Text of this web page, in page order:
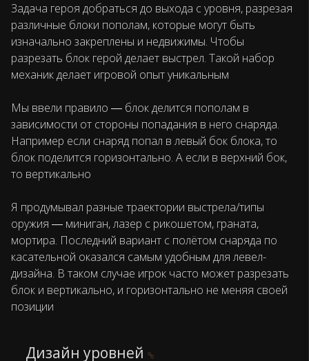
Задача героя добраться до выхода с уровня, разрезая
различные блоки пополам, которые могут быть
изначально закреплены и недвижимы. Чтобы
разрезать блок герой делает выстрел. Такой набор
механик делает игровой опыт уникальным
Мы ввели правило ― блок делится пополам в
зависимости от стороны попадания в него снаряда.
Например если снаряд попал в левый бок блока, то
блок поделится горизонтально. А если в верхний бок,
то вертикально
Я продумывал разные траектории выстрела/типы
оружия ― миниган, лазер с рикошетом, граната,
мортира. Последний вариант с полётом снаряда по
касательной оказался самым удобным для левел-
дизайна. В таком случае игрок часто может разрезать
блок и вертикально, и горизонтально не меняя своей
позиции
Дизайн уровней